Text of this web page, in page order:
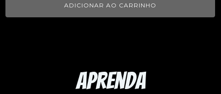
ADICIONAR AO CARRINHO
Aprenda